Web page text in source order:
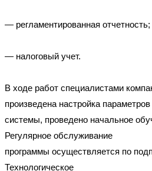
— регламентированная отчетность;
— налоговый учет.
В ходе работ специалистами
произведена настройка параметров
системы, проведено начальное
Регулярное обслуживание
программы осуществляется по
Технологическое